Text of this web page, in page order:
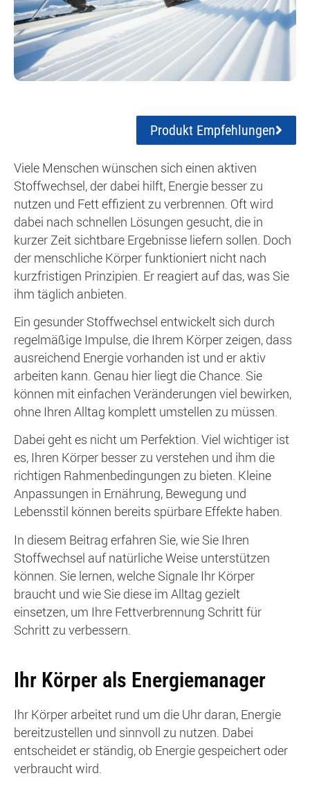
Produkt Empfehlungen
Viele Menschen wünschen sich einen aktiven
Stoffwechsel, der dabei hilft, Energie besser zu
nutzen und Fett effizient zu verbrennen. Oft wird
dabei nach schnellen Lösungen gesucht, die in
kurzer Zeit sichtbare Ergebnisse liefern sollen. Doch
der menschliche Körper funktioniert nicht nach
kurzfristigen Prinzipien. Er reagiert auf das, was Sie
ihm täglich anbieten.
Ein gesunder Stoffwechsel entwickelt sich durch
regelmäßige Impulse, die Ihrem Körper zeigen, dass
ausreichend Energie vorhanden ist und er aktiv
arbeiten kann. Genau hier liegt die Chance. Sie
können mit einfachen Veränderungen viel bewirken,
ohne Ihren Alltag komplett umstellen zu müssen.
Dabei geht es nicht um Perfektion. Viel wichtiger ist
es, Ihren Körper besser zu verstehen und ihm die
richtigen Rahmenbedingungen zu bieten. Kleine
Anpassungen in Ernährung, Bewegung und
Lebensstil können bereits spürbare Effekte haben.
In diesem Beitrag erfahren Sie, wie Sie Ihren
Stoffwechsel auf natürliche Weise unterstützen
können. Sie lernen, welche Signale Ihr Körper
braucht und wie Sie diese im Alltag gezielt
einsetzen, um Ihre Fettverbrennung Schritt für
Schritt zu verbessern.
Ihr Körper als Energiemanager
Ihr Körper arbeitet rund um die Uhr daran, Energie
bereitzustellen und sinnvoll zu nutzen. Dabei
entscheidet er ständig, ob Energie gespeichert oder
verbraucht wird.